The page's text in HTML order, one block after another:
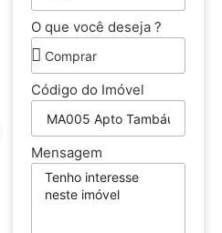
O que você deseja ?
Código do Imóvel
Mensagem